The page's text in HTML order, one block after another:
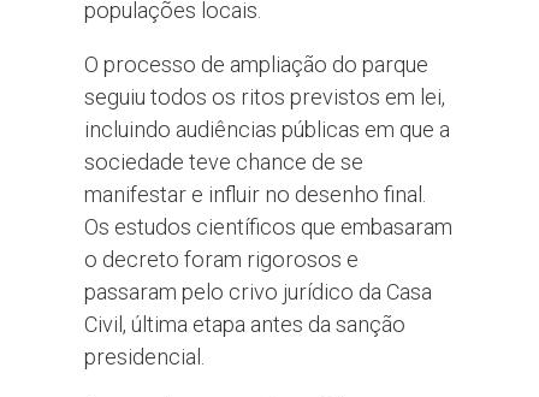
populações locais.
O processo de ampliação do parque
seguiu todos os ritos previstos em lei,
incluindo audiências públicas em que a
sociedade teve chance de se
manifestar e influir no desenho final.
Os estudos científicos que embasaram
o decreto foram rigorosos e
passaram pelo crivo jurídico da Casa
Civil, última etapa antes da sanção
presidencial.